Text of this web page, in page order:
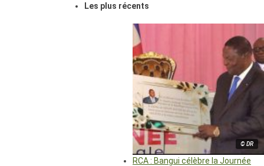
Les plus récents
© DR
RCA : Bangui célèbre la Journée